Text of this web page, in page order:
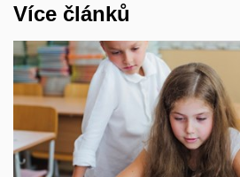
Více článků